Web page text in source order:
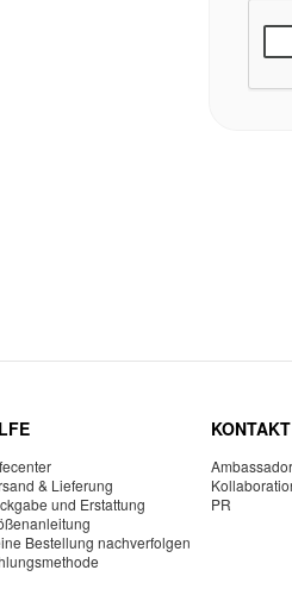
& Lieferung
und Erstattung
Bestellung nachverfolgen
KONTAKT
Ambassador
PR